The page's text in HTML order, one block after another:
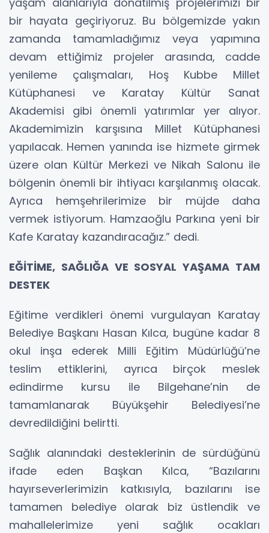
bir hayata geçiriyoruz. Bu bölgemizde yakın
zamanda tamamladığımız veya yapımına
devam ettiğimiz projeler arasında, cadde
yenileme çalışmaları, Hoş Kubbe Millet
Kütüphanesi ve Karatay Kültür Sanat
Akademisi gibi önemli yatırımlar yer alıyor.
Akademimizin karşısına Millet Kütüphanesi
yapılacak. Hemen yanında ise hizmete girmek
üzere olan Kültür Merkezi ve Nikah Salonu ile
bölgenin önemli bir ihtiyacı karşılanmış olacak.
Ayrıca hemşehrilerimize bir müjde daha
vermek istiyorum. Hamzaoğlu Parkına yeni bir
Kafe Karatay kazandıracağız.” dedi.
EĞİTİME, SAĞLIĞA VE SOSYAL YAŞAMA TAM
DESTEK
Eğitime verdikleri önemi vurgulayan Karatay
Belediye Başkanı Hasan Kılca, bugüne kadar 8
okul inşa ederek Milli Eğitim Müdürlüğü’ne
teslim ettiklerini, ayrıca birçok meslek
edindirme kursu ile Bilgehane’nin de
tamamlanarak Büyükşehir Belediyesi’ne
devredildiğini belirtti.
Sağlık alanındaki desteklerinin de sürdüğünü
ifade eden Başkan Kılca, “Bazılarını
hayırseverlerimizin katkısıyla, bazılarını ise
tamamen belediye olarak biz üstlendik ve
mahallelerimize yeni sağlık ocakları